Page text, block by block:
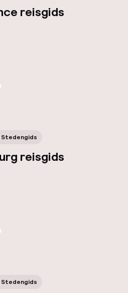
reisgids
Stedengids
reisgids
Stedengids